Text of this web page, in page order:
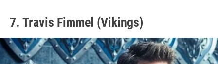
7. Travis Fimmel (Vikings)